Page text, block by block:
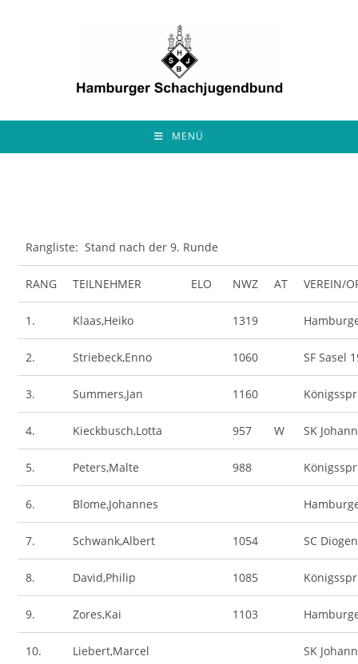
MENÜ
Rangliste: Stand nach der 9. Runde
RANG TEILNEHMER ELO NWZ AT VEREIN/
1. Klaas,Heiko 1319
2. Striebeck,Enno 1060 SF Sasel
3. Summers,Jan 1160
4. Kieckbusch,Lotta 957 W SK
5. Peters,Malte 988
6. Blome,Johannes
7. Schwank,Albert 1054 SC
8. David,Philip 1085
9. Zores,Kai 1103
10. Liebert,Marcel SK